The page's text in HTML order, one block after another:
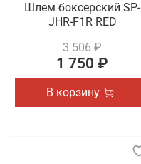
Шлем боксерский SP-
JHR-F1R RED
3 506 ₽
1 750 ₽
В корзину